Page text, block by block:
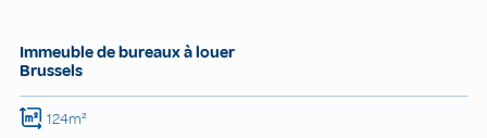
Immeuble de bureaux à louer
Brussels
124m²